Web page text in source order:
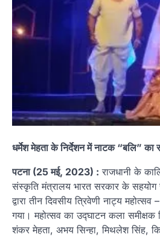
धर्मेश मेहता के निर्देशन में नाटक “बलि”
पटना (25 मई, 2023) : राजधानी के
संस्कृति मंत्रालय भारत सरकार के
द्वारा तीन दिवसीय त्रिवेणी नाट्य
गया। महोत्सव का उद्घाटन कला समीक्षक
शंकर मेहता, अभय सिन्हा, मिथलेश सिंह,